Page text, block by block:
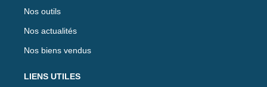
Nos outils
Nos actualités
Nos biens vendus
LIENS UTILES